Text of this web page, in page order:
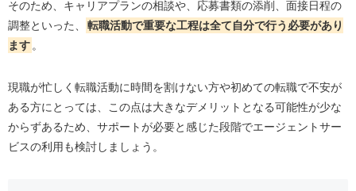
そのため、キャリアプランの相談や、応募書類の添削、面接日程の
調整といった、
転職活動で重要な工程は全て自分で行う必要があり
ます 。
現職が忙しく転職活動に時間を割けない方や初めての転職で不安が
ある方にとっては、この点は大きなデメリットとなる可能性が少な
からずあるため、サポートが必要と感じた段階でエージェントサー
ビスの利用も検討しましょう。